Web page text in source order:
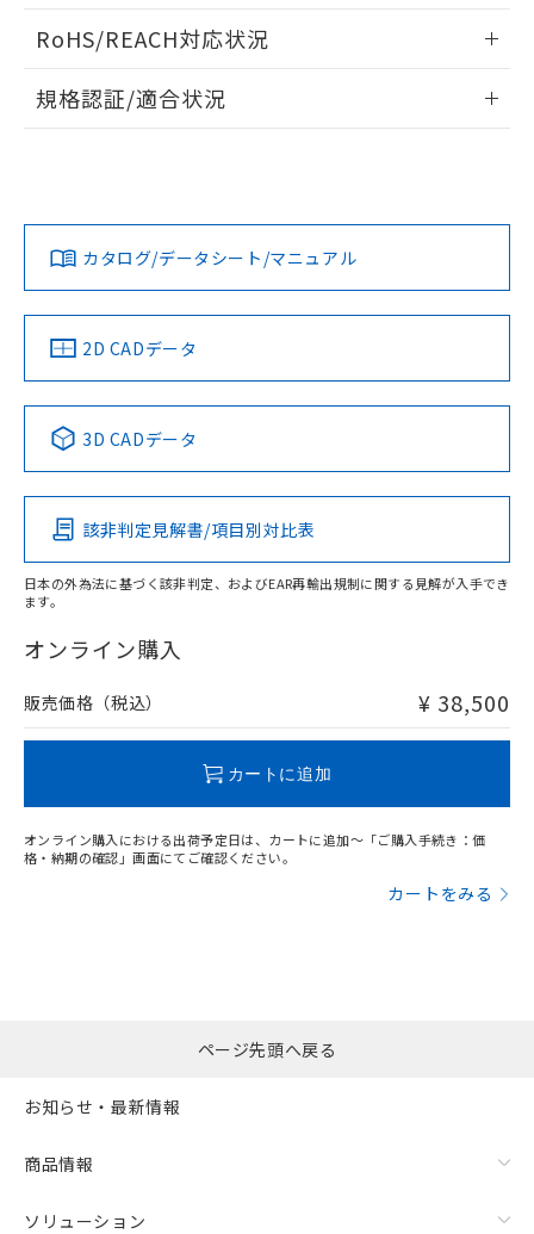
ドすることができます。
ログイン/会員登録
ダウンロードデータをご利用いただく前に、以下を必ずお読
みください。
ソフトウェアの使用条件
RoHS/REACH対応状況
EU RoHS 注意事項・凡例
対応済み
中国 RoHS 注意事項・凡例
Pb Hg Cd Cr(VI)
O
在庫等で未対応品が混在する可能性があります。
問い合わせください。
規格認証/適合状況
LR型式承認
（イギリス
船舶規格）
DNV型式承認
（ノルウェー
BV型式承認
（フランス
KR型式
（韓国
Yes No No No
この製品の規格認証/適合状況ページへ
その他の認証はこちらのページからご検索ください
カタログ/データシート/マニュアル
2D CADデータ
3D CADデータ
該非判定見解書/項目別対比表
日本の外為法に基づく該非判定、およびEAR再輸出規制に関する見解が入手でき
ます。
オンライン購入
販売価格（税込） ¥ 38,500
カートに追加
オンライン購入における出荷予定日は、カートに追加～「ご購入手続き：価
格・納期の確認」画面にてご確認ください。
カートをみる
ページ先頭へ戻る
お知らせ・最新情報
商品情報
ソリューション